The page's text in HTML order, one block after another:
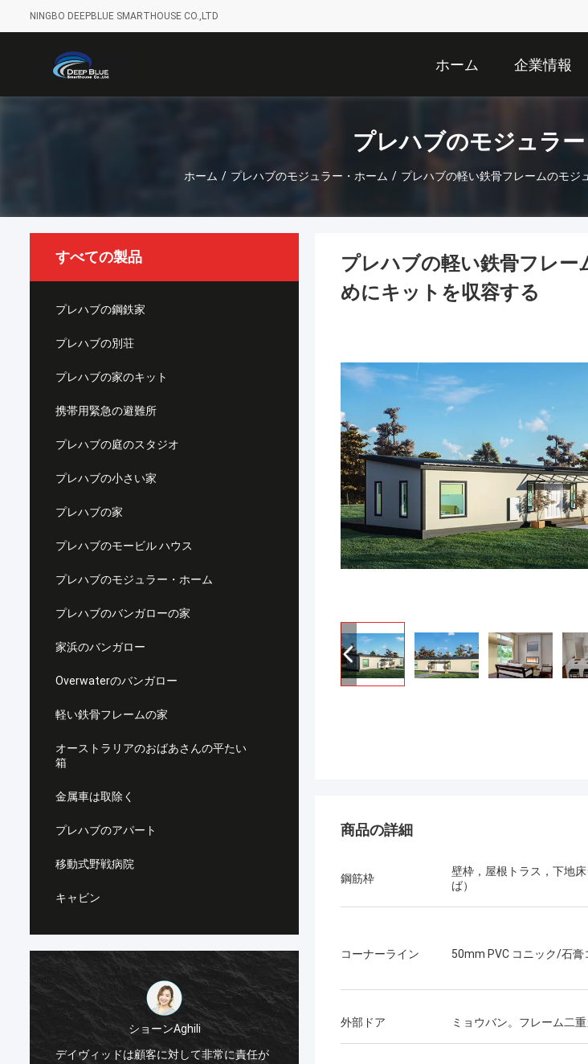
NINGBO DEEPBLUE SMARTHOUSE CO.,LTD
ホーム 企業情報
プレハブのモジュラ
ホーム / プレハブのモジュラー・ホーム / プレハブの軽い鉄骨フレームのモジ
すべての製品
プレハブの鋼鉄家
プレハブの別荘
プレハブの家のキット
携帯用緊急の避難所
プレハブの庭のスタジオ
プレハブの小さい家
プレハブの家
プレハブのモービル ハウス
プレハブのモジュラー・ホーム
プレハブのバンガローの家
家浜のバンガロー
Overwaterのバンガロー
軽い鉄骨フレームの家
オーストラリアのおばあさんの平たい
箱
金属車は取除く
プレハブのアパート
移動式野戦病院
キャビン
ショーンAghili
デイヴィッドは顧客に対して非常に責任が
ミハエル ケルン
私は非常に鋼鉄人々の捜すことのためのデ
プレハブの軽い鉄骨フレー
めにキットを収容する
商品の詳細
鋼筋枠
壁枠，屋根トラス，下地
ば）
コーナーライン 50mm PVC コニック/石膏
外部ドア ミョウバン。フレーム二